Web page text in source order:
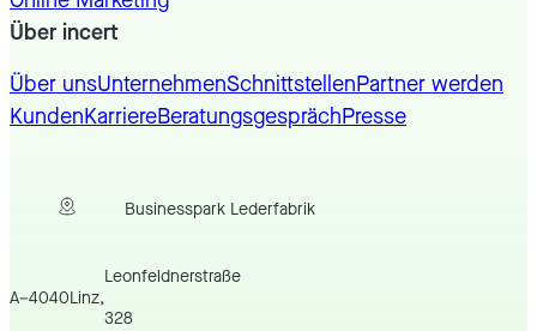
Über incert
Über unsUnternehmenSchnittstellenPartner werden
KundenKarriereBeratungsgesprächPresse
Businesspark Lederfabrik
A–4040Linz,
Leonfeldnerstraße
328